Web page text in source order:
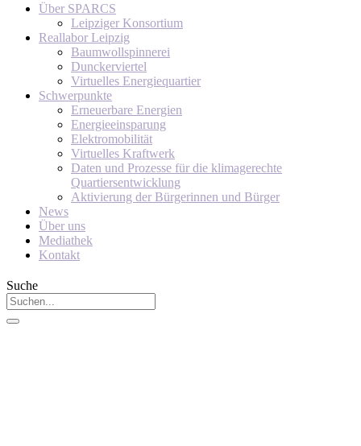
Über SPARCS
Leipziger Konsortium
Reallabor Leipzig
Baumwollspinnerei
Dunckerviertel
Virtuelles Energiequartier
Schwerpunkte
Erneuerbare Energien
Energieeinsparung
Elektromobilität
Virtuelles Kraftwerk
Daten und Prozesse für die klimagerechte
Quartiersentwicklung
Aktivierung der Bürgerinnen und Bürger
News
Über uns
Mediathek
Kontakt
Suche